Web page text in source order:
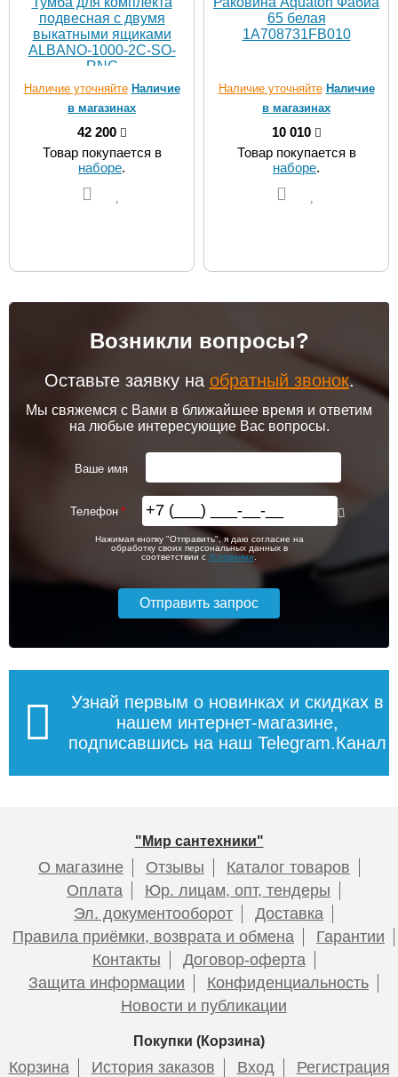
подвесная с двумя
выкатными ящиками
ALBANO-1000-2C-SO-
RNG
Наличие уточняйте Наличие
в магазинах
42 200
Товар покупается в
наборе.
65 белая
1A708731FB010
Наличие уточняйте Наличие
в магазинах
10 010
Товар покупается в
наборе.
Возникли вопросы?
Оставьте заявку на обратный звонок.
Мы свяжемся с Вами в ближайшее время и ответим
на любые интересующие Вас вопросы.
Ваше имя
Телефон
Нажимая кнопку "Отправить", я даю согласие на
обработку своих персональных данных в
соответствии с Условиями
Узнай первым о новинках и скидках в
нашем интернет-магазине,
подписавшись на наш Telegram.Канал
"Мир сантехники"
О магазине Отзывы
Каталог товаров
Оплата
Юр. лицам, опт, тендеры
Эл. документооборот
Доставка
Правила приёмки, возврата и обмена
Гарантии
Контакты
Договор-оферта
Защита информации
Конфиденциальность
Новости и публикации
Покупки (Корзина)
Корзина История заказов Вход Регистрация